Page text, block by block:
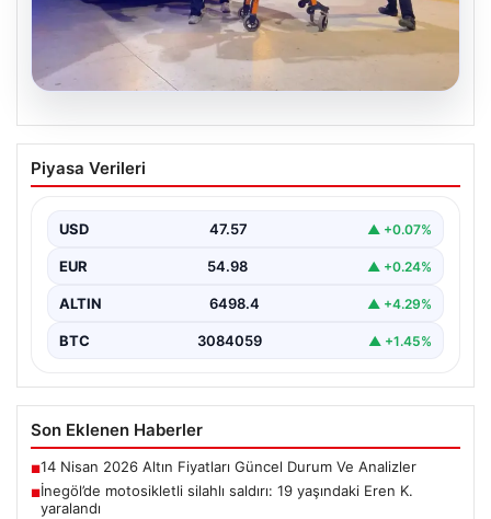
05.08.2026
İnegöl’de motosikletli silahlı saldırı: 19
yaşındaki Eren K. yaralandı
tüfekle ateş açması sonucu 19 yaşındaki Eren…
Piyasa Verileri
USD 47.57 ▲ +0.07%
EUR 54.98 ▲ +0.24%
ALTIN 6498.4 ▲ +4.29%
BTC 3084059 ▲ +1.45%
Son Eklenen Haberler
■14 Nisan 2026 Altın Fiyatları Güncel Durum Ve Analizler
■İnegöl’de motosikletli silahlı saldırı: 19 yaşındaki Eren K.
yaralandı